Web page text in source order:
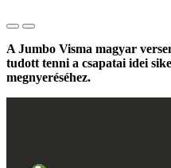
A Jumbo Visma magyar
tudott tenni a csapatai idei
megnyeréséhez.